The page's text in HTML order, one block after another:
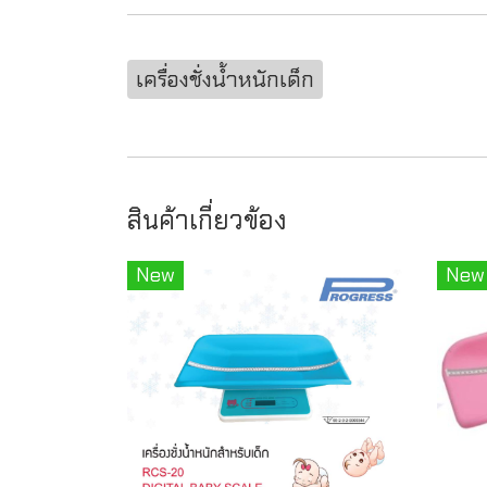
เครื่องชั่งน้ำหนักเด็ก
สินค้าเกี่ยวข้อง
New New